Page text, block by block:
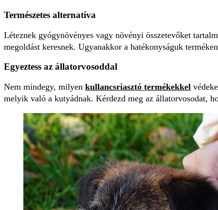
Természetes alternatíva
Léteznek gyógynövényes vagy növényi összetevőket
megoldást keresnek. Ugyanakkor a hatékonyságuk
Egyeztess az állatorvosoddal
Nem mindegy, milyen kullancsriasztó termékekkel
melyik való a kutyádnak. Kérdezd meg az állatorvosodat,